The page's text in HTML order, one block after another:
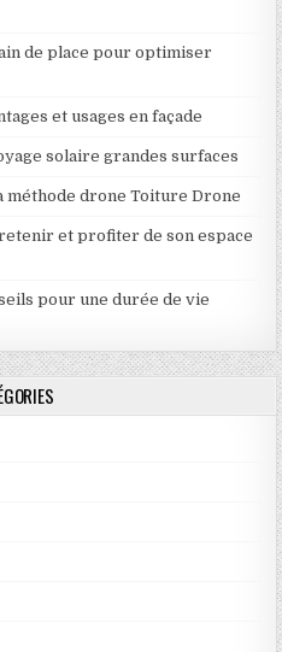
de place pour optimiser
et usages en façade
solaire grandes surfaces
drone Toiture Drone
et profiter de son espace
pour une durée de vie